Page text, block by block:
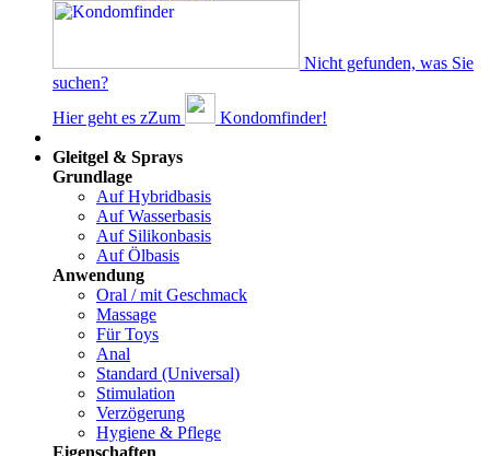
Nicht gefunden, was Sie
suchen?
Hier geht es zZum
Kondomfinder!
Gleitgel & Sprays
Grundlage
Auf Hybridbasis
Auf Wasserbasis
Auf Silikonbasis
Auf Ölbasis
Anwendung
Oral / mit Geschmack
Massage
Für Toys
Anal
Standard (Universal)
Stimulation
Verzögerung
Hygiene & Pflege
Eigenschaften